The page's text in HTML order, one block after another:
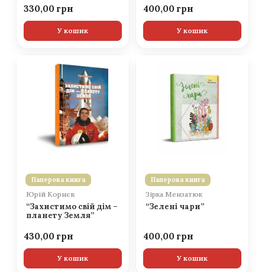
330,00
У кошик
400,00
У кошик
Паперова книга
Юрій Корнєв
“Захистимо свій дім –
планету Земля”
430,00
У кошик
Паперова книга
Зірка Мензатюк
“Зелені чари”
400,00
У кошик